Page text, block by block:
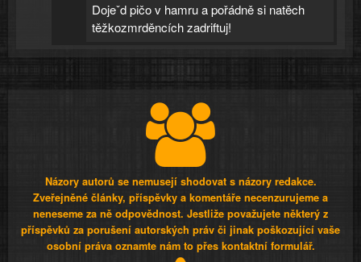
Dojeˇd pičo v hamru a pořádně si natěch
těžkozmrděncích zadriftuj!
Názory autorů se nemusejí shodovat s názory redakce.
Zveřejněné články, příspěvky a komentáře necenzurujeme a
neneseme za ně odpovědnost. Jestliže považujete některý z
příspěvků za porušení autorských práv či jinak poškozující vaše
osobní práva oznamte nám to přes kontaktní formulář.